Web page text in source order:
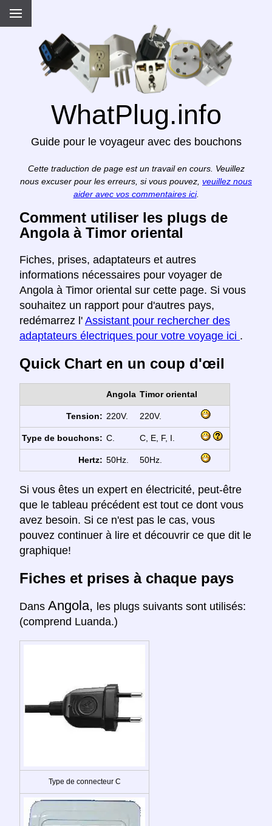
WhatPlug.info
Guide pour le voyageur avec des bouchons
Cette traduction de page est un travail en cours. Veuillez
nous excuser pour les erreurs, si vous pouvez, veuillez nous
aider avec vos commentaires ici.
Comment utiliser les plugs de
Angola à Timor oriental
Fiches, prises, adaptateurs et autres
informations nécessaires pour voyager de
Angola à Timor oriental sur cette page. Si vous
souhaitez un rapport pour d'autres pays,
redémarrez l' Assistant pour rechercher des
adaptateurs électriques pour votre voyage ici .
Quick Chart en un coup d'œil
Angola Timor oriental
Tension: 220V. 220V.
Type de bouchons: C. C, E, F, I.
Hertz: 50Hz. 50Hz.
Si vous êtes un expert en électricité, peut-être
que le tableau précédent est tout ce dont vous
avez besoin. Si ce n'est pas le cas, vous
pouvez continuer à lire et découvrir ce que dit le
graphique!
Fiches et prises à chaque pays
Dans Angola, les plugs suivants sont utilisés:
(comprend Luanda.)
Type de connecteur C